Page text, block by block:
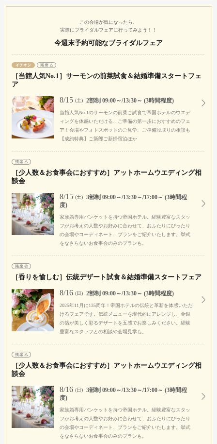
この会場が気になったら、
実際にブライダルフェアに行ってみよう！！
今週末予約可能なブライダルフェア
［当館人気No.1］サーモンの前菜試食＆結婚準備スタートフェ
ア
8/15 (土) 2部制 09:00～/13:30～ (3時間程度)
当館人気No.1のサーモンの前菜ご試食で帝国ホテルのウエデ
ィングを体感いただける、ご準備の第一歩におすすめのフェ
ア！会場やフォトスポットのご見学、ご準備段取りの相談も
【成約特典】ご新郎ご新婦宿泊ほか
［少人数＆お食事会におすすめ］アットホームウエディング相
談会
8/15 (土)
3部制 09:00～/13:30～/17:00～ (3時間程
度)
家族婚専用バンケットを持つ帝国ホテル。経験豊富なスタッ
フがお考えの人数やお好みに合わせて、おふたりにぴったり
の会場やコーディネート、プランをご紹介いたします。挙式
をなさらないお食事会のみのプランも。
［香りを愉しむ］伝統デザート試食＆結婚準備スタートフェア
8/16 (日) 2部制 09:00～/13:30～ (3時間程度)
2025年11月に135周年！帝国ホテルの伝統と革新を体感いただ
けるフェアです。伝統メニューを現代的にアレンジし、金銀
の箔が美しく彩るデザートを五感でお楽しみください。経験
豊富なスタッフとの相談や会場見学も。
［少人数＆お食事会におすすめ］アットホームウエディング相
談会
8/16 (日)
3部制 09:00～/13:30～/17:00～ (3時間程
度)
家族婚専用バンケットを持つ帝国ホテル。経験豊富なスタッ
フがお考えの人数やお好みに合わせて、おふたりにぴったり
の会場やコーディネート、プランをご紹介いたします。挙式
をなさらないお食事会のみのプランも。